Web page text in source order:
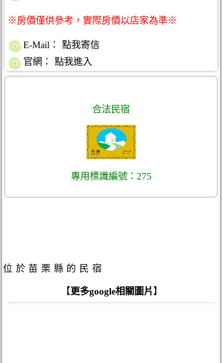
※房價僅供參考，實際房價以店家為準※
E-Mail：
點我寄信
官網：
點我進入
合法民宿
專用標識編號：275
位於苗栗縣的民宿
【更多google相關圖片】